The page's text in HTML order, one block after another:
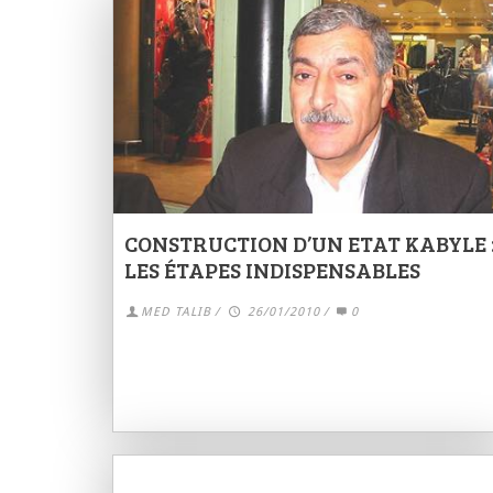
CONSTRUCTION D’UN ETAT KABYLE
LES ÉTAPES INDISPENSABLES
MED TALIB / 26/01/2010 / 0